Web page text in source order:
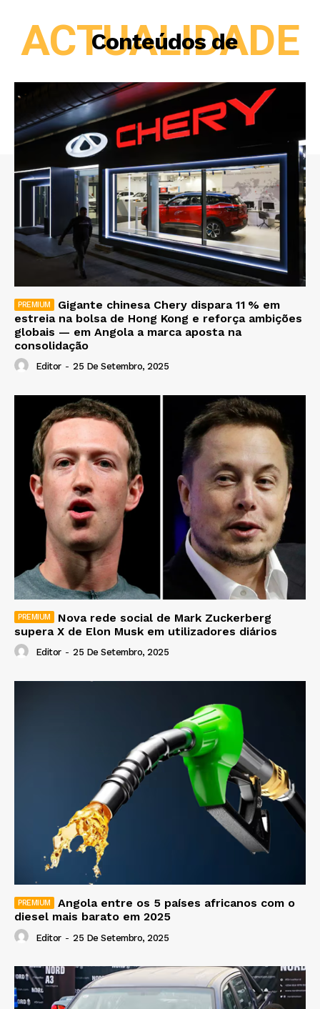
Conteúdos de
ACTUALIDADE
Gigante chinesa Chery dispara 11 % em
estreia na bolsa de Hong Kong e reforça ambições
globais — em Angola a marca aposta na
consolidação
Editor - 25 De Setembro, 2025
Nova rede social de Mark Zuckerberg
supera X de Elon Musk em utilizadores diários
Editor - 25 De Setembro, 2025
Angola entre os 5 países africanos com o
diesel mais barato em 2025
Editor - 25 De Setembro, 2025